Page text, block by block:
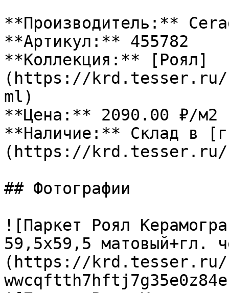
**Производитель:**
**Артикул:** 455782
**Коллекция:** [Роял]
(https://krd.tesser.ru/
ml)
**Цена:** 2090.00 ₽/м2
**Наличие:** Склад в
(https://krd.tesser.ru/
## Фотографии
![Паркет Роял
59,5х59,5 матовый+гл.
(https://krd.tesser.ru/